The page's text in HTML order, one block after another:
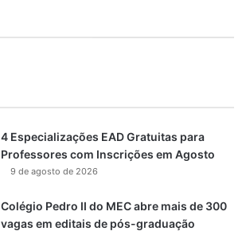
4 Especializações EAD Gratuitas para
Professores com Inscrições em Agosto
9 de agosto de 2026
Colégio Pedro II do MEC abre mais de 300
vagas em editais de pós-graduação